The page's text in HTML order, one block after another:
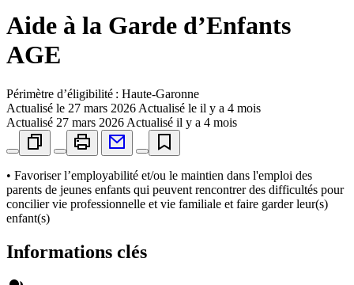
Aide à la Garde d’Enfants
AGE
Périmètre d’éligibilité : Haute-Garonne
Actualisé le 27 mars 2026 Actualisé le il y a 4 mois
Actualisé 27 mars 2026 Actualisé il y a 4 mois
• Favoriser l’employabilité et/ou le maintien dans l'emploi des
parents de jeunes enfants qui peuvent rencontrer des difficultés pour
concilier vie professionnelle et vie familiale et faire garder leur(s)
enfant(s)
Informations clés